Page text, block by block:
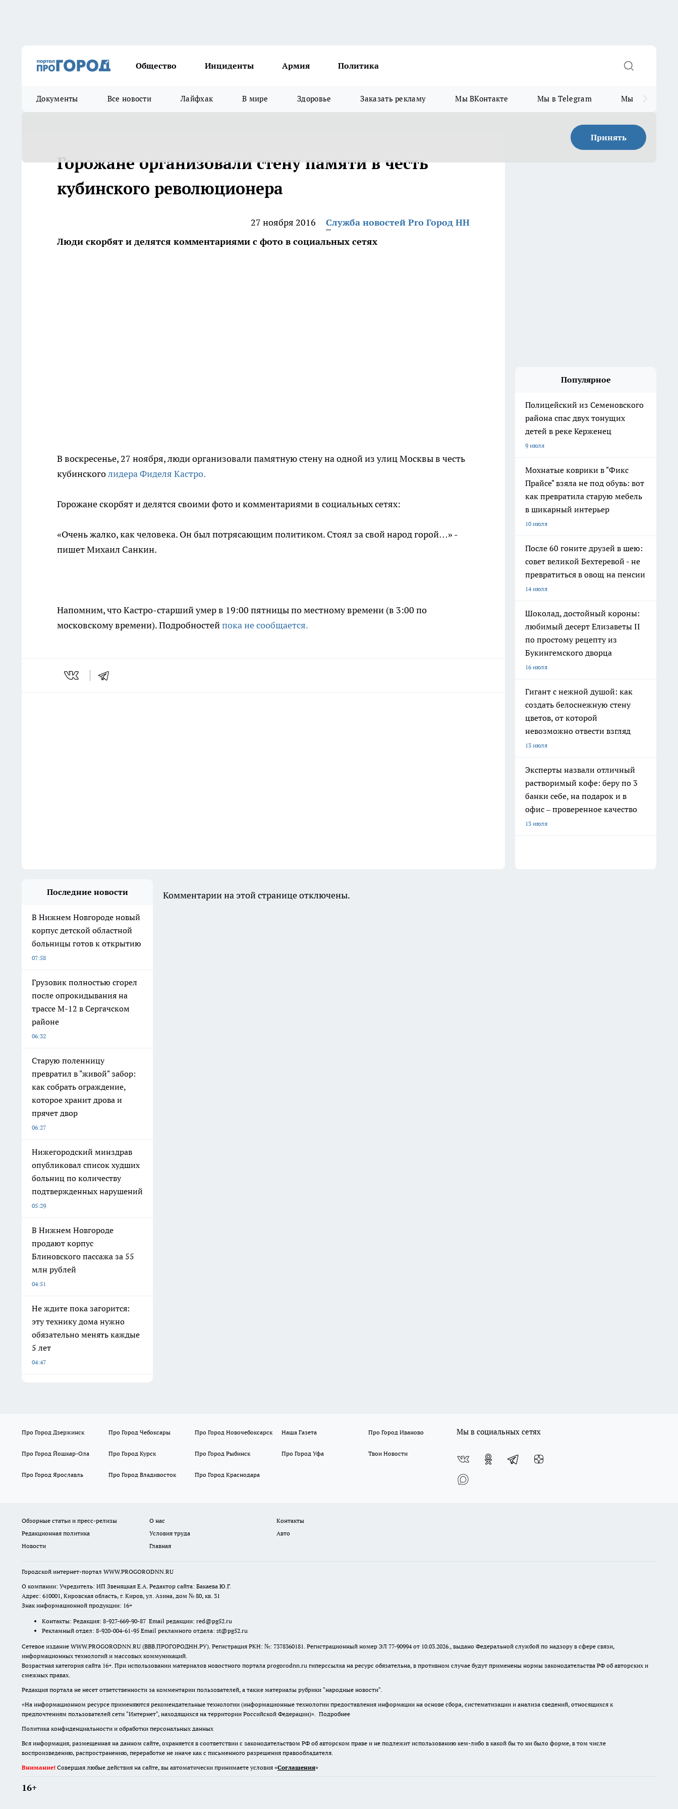
Общество Инциденты Армия Политика
Документы Все новости Лайфхак В мире Здоровье Заказать рекламу Мы ВКонтакте Мы в Telegram Мы в MAX
Принять
Горожане организовали стену памяти в честь
кубинского революционера
27 ноября 2016
Служба новостей Pro Город НН
Люди скорбят и делятся комментариями с фото в социальных сетях
В воскресенье, 27 ноября, люди организовали памятную стену на одной из улиц Москвы в честь
кубинскоголидера Фиделя Кастро.
Горожане скорбят и делятся своими фото и комментариями в социальных сетях:
«Очень жалко, как человека. Он был потрясающим политиком. Стоял за свой народ горой…» -
пишет Михаил Санкин.
Напомним, что Кастро-старший умер в 19:00 пятницы по местному времени (в 3:00 по
московскому времени). Подробностейпока не сообщается.
Популярное
Полицейский из Семеновского
района спас двух тонущих
детей в реке Керженец
9 июля
Мохнатые коврики в "Фикс
Прайсе" взяла не под обувь: вот
как превратила старую мебель
в шикарный интерьер
10 июля
После 60 гоните друзей в шею:
совет великой Бехтеревой - не
превратиться в овощ на пенсии
14 июля
Шоколад, достойный короны:
любимый десерт Елизаветы II
по простому рецепту из
Букингемского дворца
16 июля
Гигант с нежной душой: как
создать белоснежную стену
цветов, от которой
невозможно отвести взгляд
13 июля
Эксперты назвали отличный
растворимый кофе: беру по 3
банки себе, на подарок и в
офис – проверенное качество
13 июля
Последние новости
В Нижнем Новгороде новый
корпус детской областной
больницы готов к открытию
07:58
Грузовик полностью сгорел
после опрокидывания на
трассе М-12 в Сергачском
районе
06:32
Старую поленницу
превратил в "живой" забор:
как собрать ограждение,
которое хранит дрова и
прячет двор
06:27
Нижегородский минздрав
опубликовал список худших
больниц по количеству
подтвержденных нарушений
05:29
В Нижнем Новгороде
продают корпус
Блиновского пассажа за 55
млн рублей
04:51
Не ждите пока загорится:
эту технику дома нужно
обязательно менять каждые
5 лет
04:47
Комментарии на этой странице отключены.
Про Город Дзержинск Про Город Чебоксары Про Город Новочебоксарск Наша Газета Про Город Иваново
Про Город Йошкар-Ола Про Город Курск Про Город Рыбинск Про Город Уфа Твои Новости
Про Город Ярославль Про Город Владивосток Про Город Краснодара
Мы в социальных сетях
Обзорные статьи и пресс-релизы О нас
Контакты
Редакционная политика
Условия труда
Авто
Новости
Главная
Городской интернет-портал WWW.PROGORODNN.RU
О компании: Учредитель: ИП Звеняцкая Е.А. Редактор сайта: Бакаева Ю.Г.
Адрес: 610001, Кировская область, г. Киров, ул. Азина, дом № 80, кв. 31
Знак информационной продукции: 16+
Контакты: Редакция: 8-927-669-90-87 Email редакции: red@pg52.ru
Рекламный отдел: 8-920-004-61-95 Email рекламного отдела: st@pg52.ru
Сетевое издание WWW.PROGORODNN.RU (ВВВ.ПРОГОРОДНН.РУ). Регистрация РКН: №: 7378360181. Регистрационный номер ЭЛ 77-90994 от 10.03.2026., выдано Федеральной службой по надзору в сфере связи,
информационных технологий и массовых коммуникаций.
Возрастная категория сайта 16+. При использовании материалов новостного портала progorodnn.ru гиперссылка на ресурс обязательна, в противном случае будут применены нормы законодательства РФ об авторских и
смежных правах.
Редакция портала не несет ответственности за комментарии пользователей, а также материалы рубрики "народные новости".
«На информационном ресурсе применяются рекомендательные технологии (информационные технологии предоставления информации на основе сбора, систематизации и анализа сведений, относящихся к
предпочтениям пользователей сети "Интернет", находящихся на территории Российской Федерации)». Подробнее
Политика конфиденциальности и обработки персональных данных
Вся информация, размещенная на данном сайте, охраняется в соответствии с законодательством РФ об авторском праве и не подлежит использованию кем-либо в какой бы то ни было форме, в том числе
воспроизведению, распространению, переработке не иначе как с письменного разрешения правообладателя.
Внимание! Совершая любые действия на сайте, вы автоматически принимаете условия «Cоглашения»
16+